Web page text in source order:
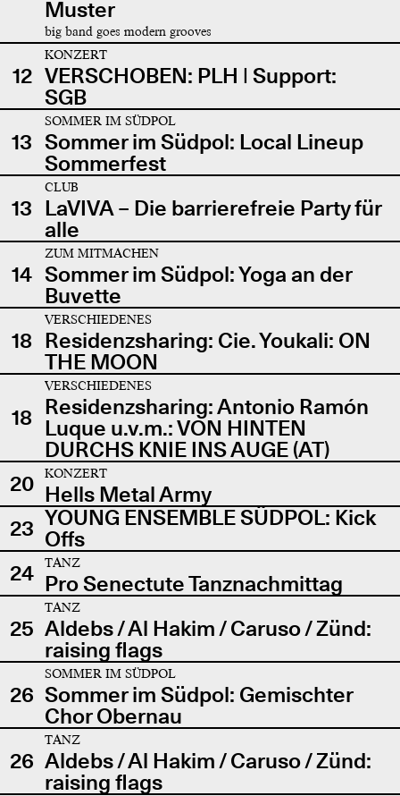
Muster
big band goes modern grooves
12
KONZERT
VERSCHOBEN: PLH | Support:
SGB
13
SOMMER IM SÜDPOL
Sommer im Südpol: Local Lineup
Sommerfest
13
CLUB
LaVIVA – Die barrierefreie Party für
alle
14
ZUM MITMACHEN
Sommer im Südpol: Yoga an der
Buvette
18
VERSCHIEDENES
Residenzsharing: Cie. Youkali: ON
THE MOON
18
VERSCHIEDENES
Residenzsharing: Antonio Ramón
Luque u.v.m.: VON HINTEN
DURCHS KNIE INS AUGE (AT)
20
KONZERT
Hells Metal Army
23 YOUNG ENSEMBLE SÜDPOL: Kick
Offs
24
TANZ
Pro Senectute Tanznachmittag
25
TANZ
Aldebs / Al Hakim / Caruso / Zünd:
raising flags
26
SOMMER IM SÜDPOL
Sommer im Südpol: Gemischter
Chor Obernau
26
TANZ
Aldebs / Al Hakim / Caruso / Zünd:
raising flags